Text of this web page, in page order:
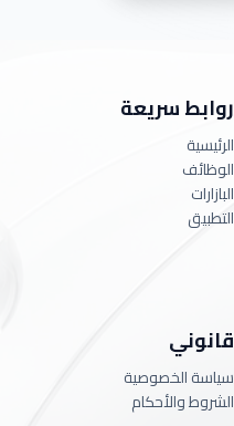
روابط سريعة
الرئيسية
الوظائف
البازارات
التطبيق
قانوني
سياسة الخصوصية
الشروط والأحكام